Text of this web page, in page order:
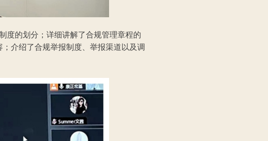
度的划分；详细讲解了合规管理章程的
介绍了合规举报制度、举报渠道以及调